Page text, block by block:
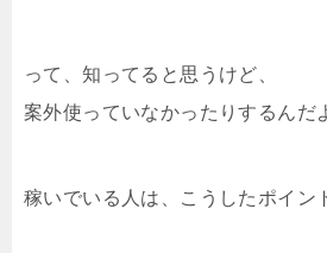
って、知ってると思うけど、
案外使っていなかったりするんだ
稼いでいる人は、こうしたポイン